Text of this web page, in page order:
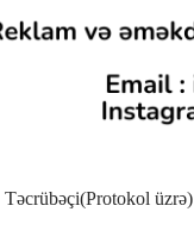
Təcrübəçi(Protokol üzrə)